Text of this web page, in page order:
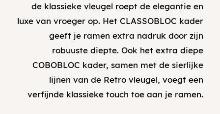
de klassieke vleugel roept de elegantie en
luxe van vroeger op. Het CLASSOBLOC kader
geeft je ramen extra nadruk door zijn
robuuste diepte. Ook het extra diepe
COBOBLOC kader, samen met de sierlijke
lijnen van de Retro vleugel, voegt een
verfijnde klassieke touch toe aan je ramen.